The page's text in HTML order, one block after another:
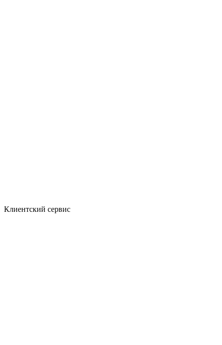
Клиентский сервис